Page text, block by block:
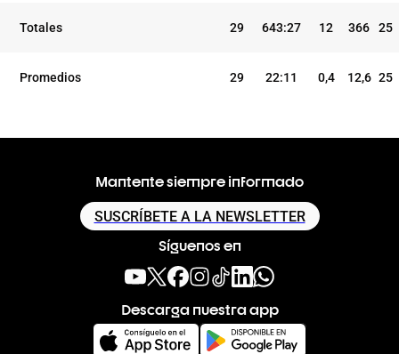
TEMP 5I
Totales 29 643:27 12 366 25
Promedios 29 22:11 0,4 12,6 25
Mantente siempre informado
SUSCRÍBETE A LA NEWSLETTER
Síguenos en
Descarga nuestra app